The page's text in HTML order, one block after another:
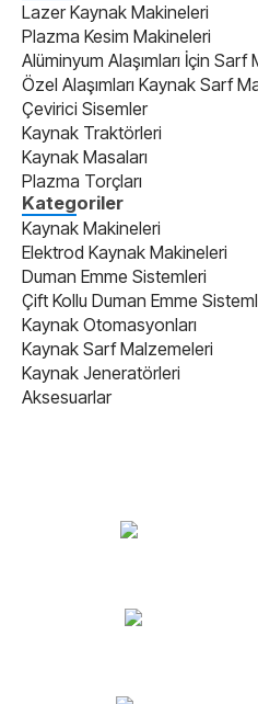
Lazer Kaynak Makineleri
Plazma Kesim Makineleri
Alüminyum Alaşımları İçin Sarf
Özel Alaşımları Kaynak Sarf
Çevirici Sisemler
Kaynak Traktörleri
Kaynak Masaları
Plazma Torçları
Kategoriler
Kaynak Makineleri
Elektrod Kaynak Makineleri
Duman Emme Sistemleri
Çift Kollu Duman Emme
Kaynak Otomasyonları
Kaynak Sarf Malzemeleri
Kaynak Jeneratörleri
Aksesuarlar